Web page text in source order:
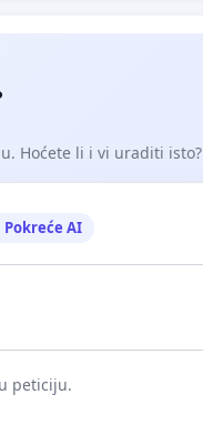
Hoćete li i vi uraditi isto?
Pokreće AI
peticiju.